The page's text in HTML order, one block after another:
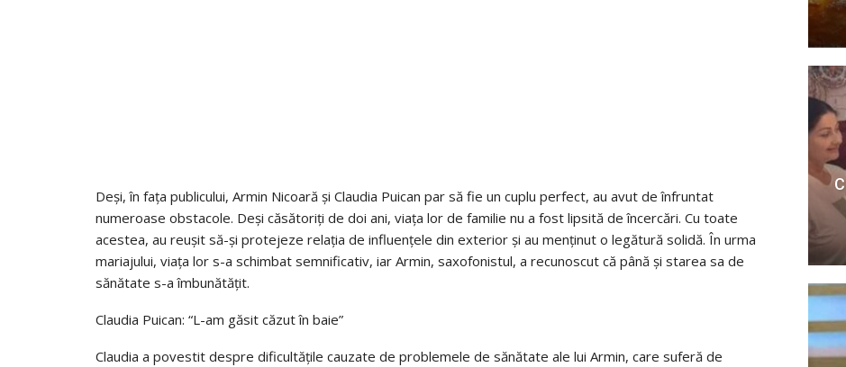
Deși, în fața publicului, Armin Nicoară și Claudia Puican par să fie un cuplu perfect, au avut de înfruntat
numeroase obstacole. Deși căsătoriți de doi ani, viața lor de familie nu a fost lipsită de încercări. Cu toate
acestea, au reușit să-și protejeze relația de influențele din exterior și au menținut o legătură solidă. În urma
mariajului, viața lor s-a schimbat semnificativ, iar Armin, saxofonistul, a recunoscut că până și starea sa de
sănătate s-a îmbunătățit.
Claudia Puican: “L-am găsit căzut în baie”
Claudia a povestit despre dificultățile cauzate de problemele de sănătate ale lui Armin, care suferă de